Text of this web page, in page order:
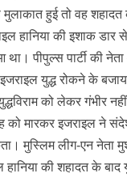
मुलाकात हुई तो वह शहादत
हानिया की इशाक डार
था। पीपुल्स पार्टी की
युद्ध रोकने के
को लेकर गंभीर
को मारकर इजराइल ने
मुस्लिम लीग-एन नेता
हानिया की शहादत के बाद